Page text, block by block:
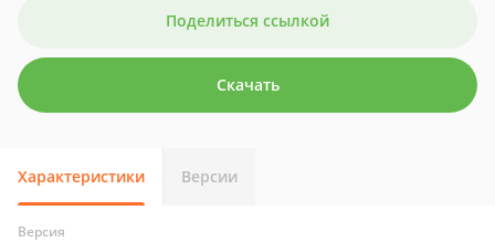
Поделиться ссылкой
Скачать
Характеристики Версии
Версия